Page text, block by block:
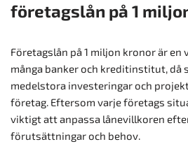
företagslån på 1
Företagslån på 1 miljon kronor är
många banker och kreditinstitut, då
medelstora investeringar och
företag. Eftersom varje företags
viktigt att anpassa lånevillkoren
förutsättningar och behov.